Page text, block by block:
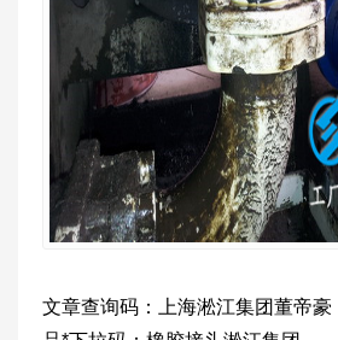
文章查询码：上海淞江集团董帝豪